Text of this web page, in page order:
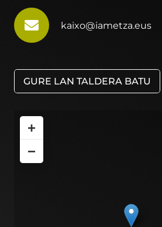
kaixo@iametza.eus
GURE LAN TALDERA BATU
+
−